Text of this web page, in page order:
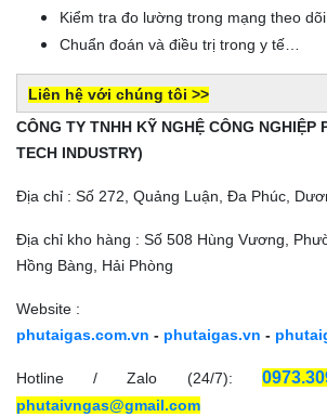
Kiểm tra đo lường trong mạng theo
Chuẩn đoán và điều trị trong y tế…
Liên hệ với chúng tôi >>
CÔNG TY TNHH KỸ NGHỆ CÔNG NGHIỆP
TECH INDUSTRY)
Địa chỉ : Số 272, Quảng Luận, Đa Phúc,
Địa chỉ kho hàng : Số 508 Hùng Vương,
Hồng Bàng, Hải Phòng
Website :
phutaigas.com.vn - phutaigas.vn -
Hotline / Zalo (24/7):
phutaivngas@gmail.com